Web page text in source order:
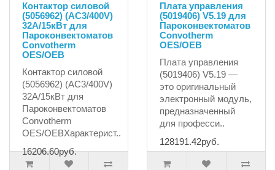
Контактор силовой
(5056962) (AC3/400V)
32A/15кВт для
Пароконвектоматов
Convotherm
OES/OEB
Контактор силовой
(5056962) (AC3/400V)
32A/15кВт для
Пароконвектоматов
Convotherm
OES/OEBХарактерист..
16206.60руб.
Плата управления
(5019406) V5.19 для
Пароконвектоматов
Convotherm
OES/OEB
Плата управления
(5019406) V5.19 —
это оригинальный
электронный модуль,
предназначенный
для професси..
128191.42руб.